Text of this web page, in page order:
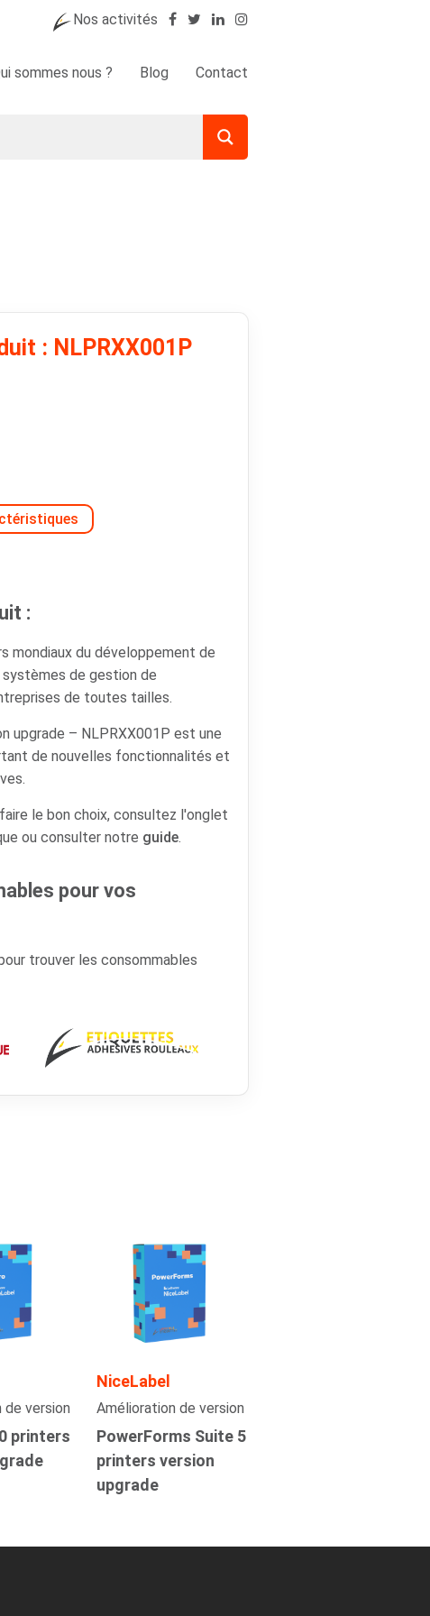
Nos activités
sommes nous ? Blog Contact
: NLPRXX001P
:
mondiaux du développement de
de gestion de
de toutes tailles.
upgrade – NLPRXX001P est une
de nouvelles fonctionnalités et
le bon choix, consultez l'onglet
ou consulter notre guide.
pour vos
trouver les consommables
de version
printers
NiceLabel
Amélioration de version
PowerForms Suite 5
printers version
upgrade